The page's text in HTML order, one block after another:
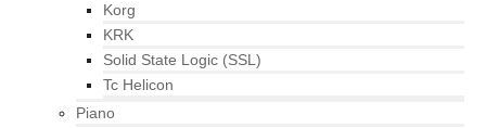
Korg
KRK
Solid State Logic (SSL)
Tc Helicon
Piano